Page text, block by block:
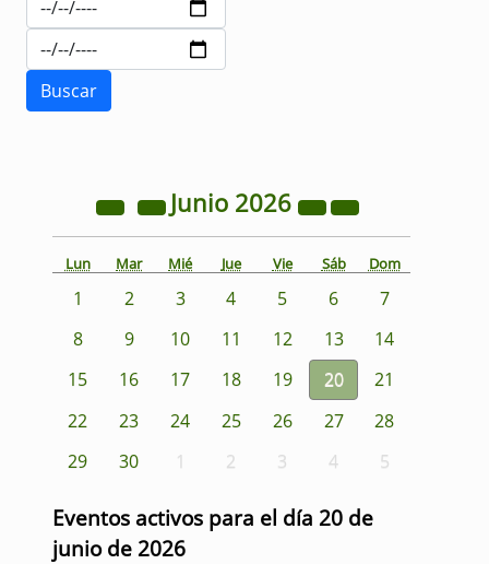
Junio 2026
Lun Mar Mié Jue Vie Sáb Dom
1 2 3 4 5 6
7
8
9 10 11 12 13
14
15
16 17 18 19 20
21
22
23 24 25 26 27
28
29
30 1 2 3 4 5
Eventos activos para el día 20 de
junio de 2026